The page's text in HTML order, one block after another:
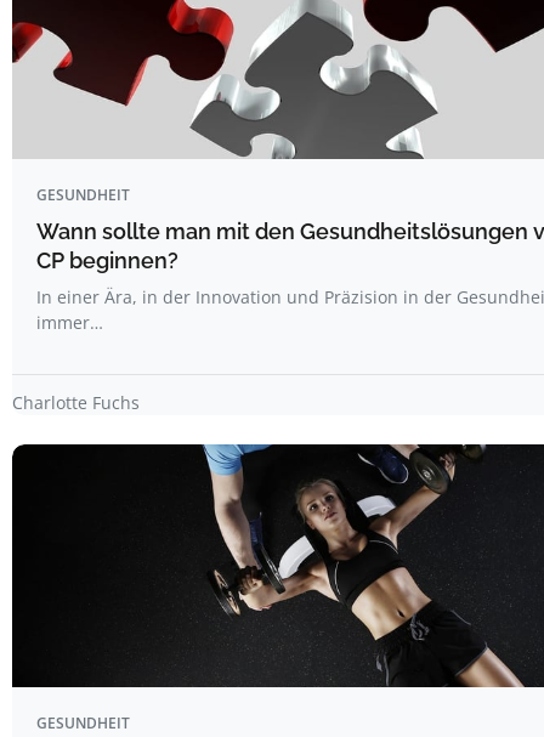
GESUNDHEIT
Wann sollte man mit den Gesundheitslösungen
CP beginnen?
In einer Ära, in der Innovation und Präzision in der
immer…
Charlotte Fuchs
GESUNDHEIT